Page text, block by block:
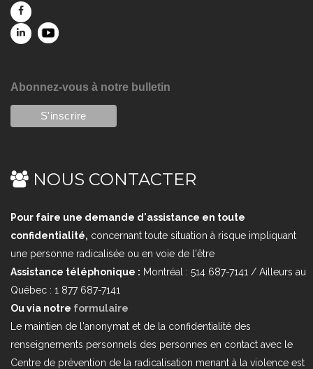
Abonnez-vous à notre bulletin
NOUS CONTACTER
Pour faire une demande d'assistance en toute
confidentialité, concernant toute situation à risque impliquant
une personne radicalisée ou en voie de l'être
Assistance téléphonique : Montréal : 514 687-7141 / Ailleurs au
Québec : 1 877 687-7141
Ou via notre formulaire
Le maintien de l'anonymat et de la confidentialité des
renseignements personnels des personnes en contact avec le
Centre de prévention de la radicalisation menant à la violence est